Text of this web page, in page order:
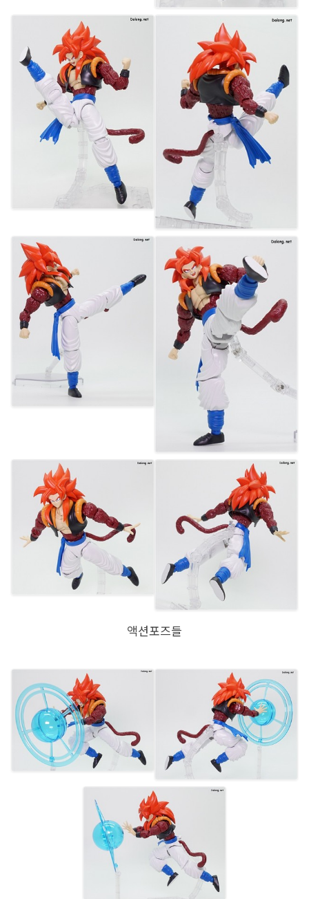
액션포즈들